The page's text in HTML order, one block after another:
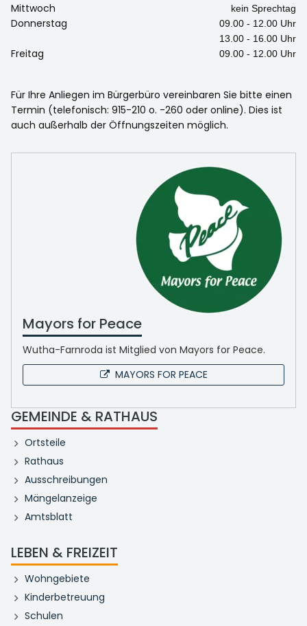
Mittwoch kein Sprechtag
Donnerstag
09.00 - 12.00 Uhr
13.00 - 16.00 Uhr
Freitag 09.00 - 12.00 Uhr
Für Ihre Anliegen im Bürgerbüro vereinbaren Sie bitte einen
Termin (telefonisch: 915-210 o. -260 oder online). Dies ist
auch außerhalb der Öffnungszeiten möglich.
Mayors for Peace
Wutha-Farnroda ist Mitglied von Mayors for Peace.
MAYORS FOR PEACE
GEMEINDE & RATHAUS
Ortsteile
Rathaus
Ausschreibungen
Mängelanzeige
Amtsblatt
LEBEN & FREIZEIT
Wohngebiete
Kinderbetreuung
Schulen